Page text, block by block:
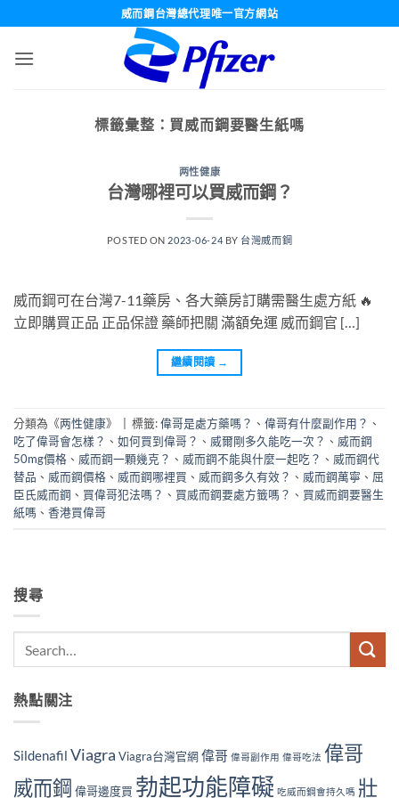
威而鋼台灣總代理唯一官方網站
標籤彙整： 買威而鋼要醫生紙嗎
两性健康
台灣哪裡可以買威而鋼？
POSTED ON 2023-06-24 BY 台灣威而鋼
威而鋼可在台灣7-11藥房、各大藥房訂購需醫生處方紙 🔥
立即購買正品 正品保證 藥師把關 滿額免運 威而鋼官 […]
繼續閱讀 →
分類為《两性健康》 標籤:偉哥是處方藥嗎？ 、 偉哥有什麼副作用？ 、
吃了偉哥會怎樣？ 、 如何買到偉哥？ 、 威爾剛多久能吃一次？ 、 威而鋼
50mg價格 、 威而鋼一顆幾克？ 、 威而鋼不能與什麼一起吃？ 、 威而鋼代
替品 、 威而鋼價格 、 威而鋼哪裡買 、 威而鋼多久有效？ 、 威而鋼萬寧 、 屈
臣氏威而鋼 、 買偉哥犯法嗎？ 、 買威而鋼要處方籤嗎？ 、 買威而鋼要醫生
紙嗎 、 香港買偉哥
搜尋
熱點關注
Sildenafil Viagra Viagra台灣官網偉哥 偉哥副作用 偉哥吃法 偉哥
威而鋼 偉哥邊度買 勃起功能障礙 吃威而鋼會持久嗎 壯